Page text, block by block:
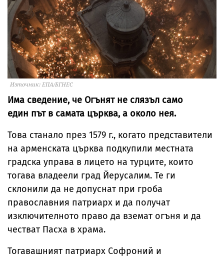
Източник: ЕПА/БГНЕС
Има сведение, че Огънят не слязъл само
един път в самата църква, а около нея.
Това станало през 1579 г., когато представители
на арменската църква подкупили местната
градска управа в лицето на турците, които
тогава владеели град Йерусалим. Те ги
склонили да не допуснат при гроба
православния патриарх и да получат
изключителното право да вземат огъня и да
честват Пасха в храма.
Тогавашният патриарх Софроний и